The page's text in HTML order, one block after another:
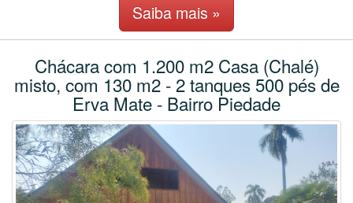
Saiba mais »
Chácara com 1.200 m2 Casa (Chalé)
misto, com 130 m2 - 2 tanques 500 pés de
Erva Mate - Bairro Piedade